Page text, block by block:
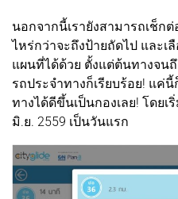
นอกจากนี้เรายังสามารถเช็กต่
ไหร่กว่าจะถึงป้ายถัดไป และเ
แผนที่ได้ด้วย ตั้งแต่ต้นทางจนถึ
รถประจำทางก็เรียบร้อย! แค่
ทางได้ดีขึ้นเป็นกองเลย! โดย
มิ.ย. 2559 เป็นวันแรก